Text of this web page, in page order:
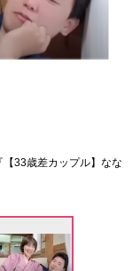
33歳差カップル】なな